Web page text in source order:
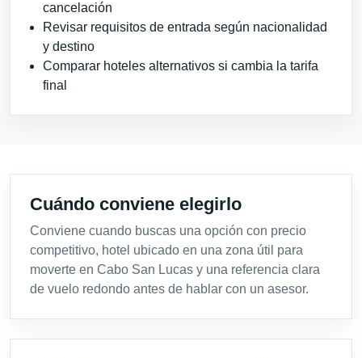
cancelación
Revisar requisitos de entrada según nacionalidad
y destino
Comparar hoteles alternativos si cambia la tarifa
final
Cuándo conviene elegirlo
Conviene cuando buscas una opción con precio
competitivo, hotel ubicado en una zona útil para
moverte en Cabo San Lucas y una referencia clara
de vuelo redondo antes de hablar con un asesor.